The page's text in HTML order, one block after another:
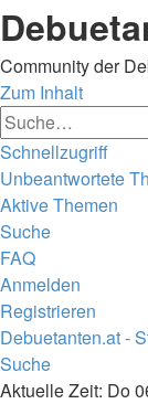
Community der
Zum Inhalt
Schnellzugriff
Unbeantwortete
Aktive Themen
Suche
FAQ
Anmelden
Registrieren
Debuetanten.at -
Suche
Aktuelle Zeit: Do